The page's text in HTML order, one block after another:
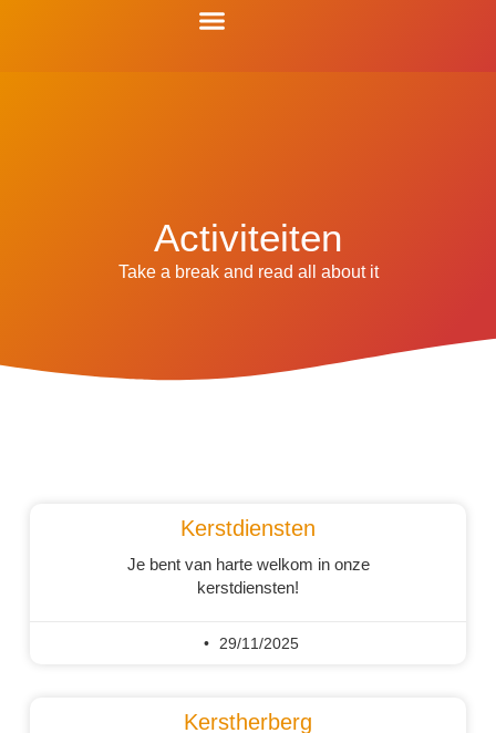
Activiteiten
Take a break and read all about it
Kerstdiensten
Je bent van harte welkom in onze
kerstdiensten!
29/11/2025
Kerstherberg